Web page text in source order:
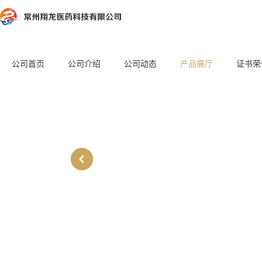
公司首页 公司介绍 公司动态 产品展厅 证书